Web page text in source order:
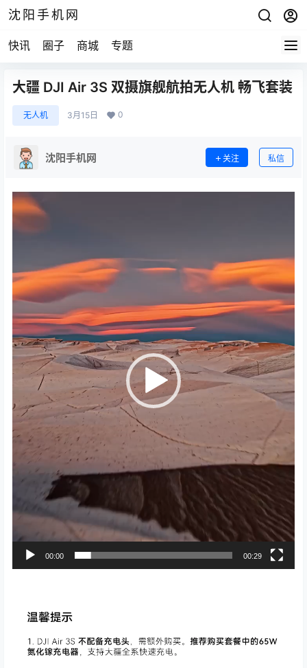
沈阳手机网
快讯 圈子 商城 专题
大疆 DJI Air 3S 双摄旗舰航拍无人机 畅飞套装
无人机 3月15日 0
沈阳手机网 关注 私信
视
频
播
00:00 00:29